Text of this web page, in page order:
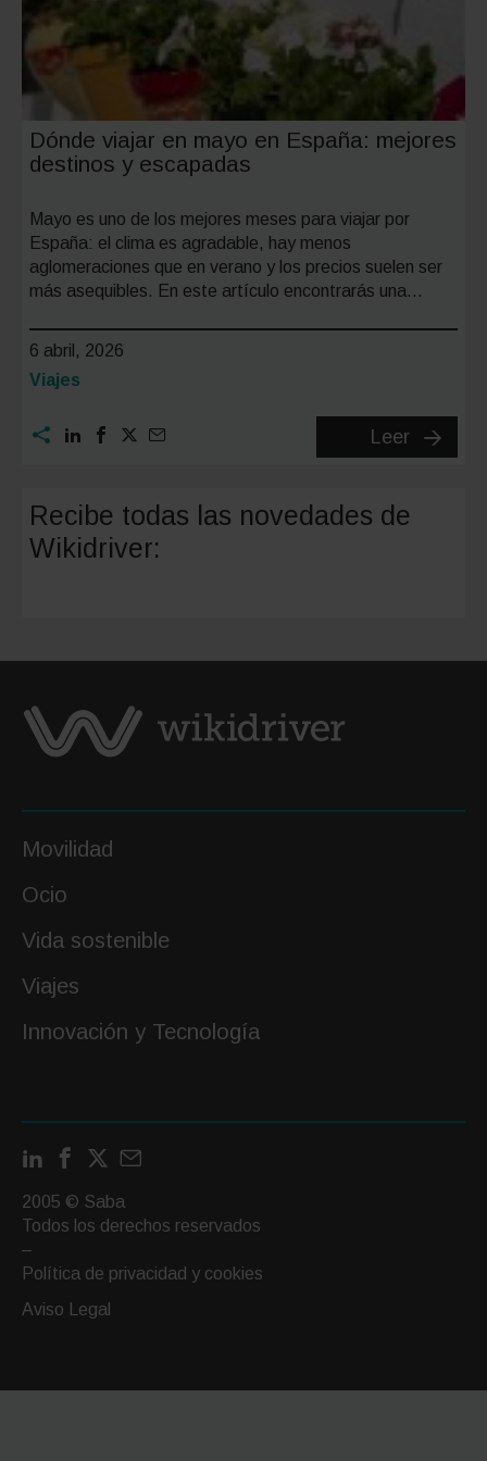
Dónde viajar en mayo en España: mejores
destinos y escapadas
Mayo es uno de los mejores meses para viajar por
España: el clima es agradable, hay menos
aglomeraciones que en verano y los precios suelen ser
más asequibles. En este artículo encontrarás una…
6 abril, 2026
Categoría:
Viajes
Leer
Dónde
Recibe todas las novedades de
Wikidriver:
Movilidad
Ocio
Vida sostenible
Viajes
Innovación y Tecnología
LinkedIn
FacebookContactar
email
2005 © Saba
Todos los derechos reservados
–
Política de privacidad y cookies
Aviso Legal